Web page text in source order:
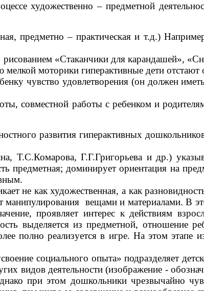
художественно – предметной
предметно – практическая и т.д.)
«Стаканчики для карандашей»,
моторики гиперактивные дети отстают
чувство удовлетворения (он должен
совместной работы с ребенком и
развития гиперактивных
Т.С.Комарова, Г.Г.Григорьева и др.)
предметная; доминирует ориентация
не как художественная, а как
манипулирования вещами и материалами. В
проявляет интерес к действиям
выделяется из предметной, отношение
полно реализуется в игре. На этом этапе
социального опыта» подразделяет
видов деятельности (изображение -
при этом дошкольники чрезвычайно